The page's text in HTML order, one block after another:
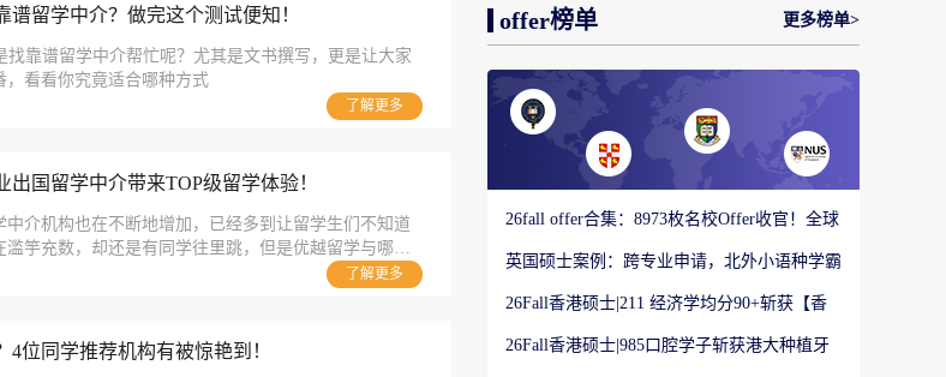
谱留学中介？做完这个测试便知！
靠谱留学中介帮忙呢？尤其是文书撰写，更是让大家
，看看你究竟适合哪种方式
了解更多
出国留学中介带来TOP级留学体验！
介机构也在不断地增加，已经多到让留学生们不知道
竽充数，却还是有同学往里跳，但是优越留学与哪些
信赖的国外留机构，本文将详细介绍优越留学的优
了解更多
4位同学推荐机构有被惊艳到！
offer榜单 更多榜单>
26fall offer合集：8973枚名校Offer收官！全球
英国硕士案例：跨专业申请，北外小语种学霸
26Fall香港硕士|211 经济学均分90+斩获【香
26Fall香港硕士|985口腔学子斩获港大种植牙